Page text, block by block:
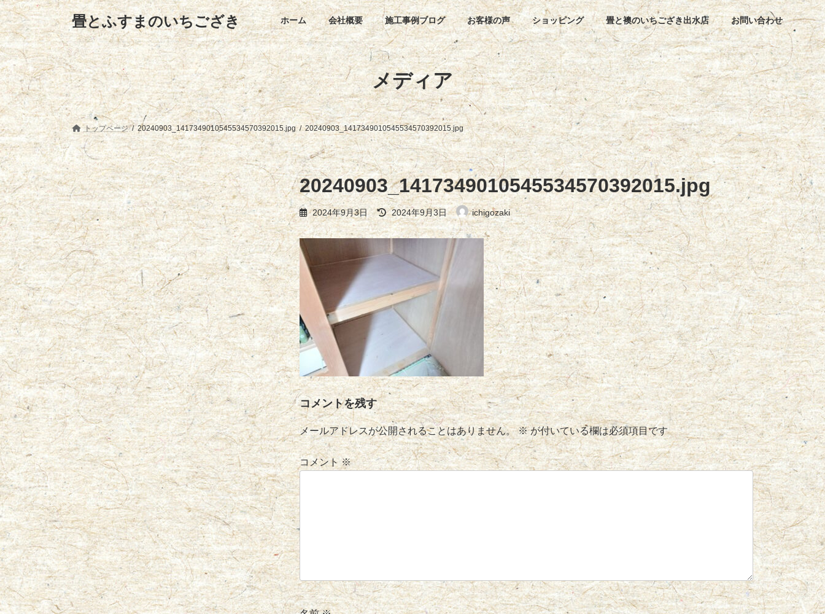
コ
ン
テ
ン
ツ
へ
ス
キ
ッ
プ
ナ
ビ
ゲ
ー
シ
ョ
ン
に
移
動
畳とふすまのいちござき ホーム 会社概要 施工事例ブログ お客様の声 ショッピング 畳と襖のいちござき出水店 お問い合わせ
メディア
トップページ 20240903_1417349010545534570392015.jpg 20240903_1417349010545534570392015.jpg
20240903_1417349010545534570392015.jpg
2024年9月3日
最
終
更
新
日
2024年9月3日 ichigozaki
コメントを残す
メールアドレスが公開されることはありません。 ※が付いている欄は必須項目です
コメント※